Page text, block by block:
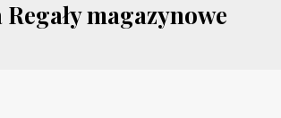
magazynowe